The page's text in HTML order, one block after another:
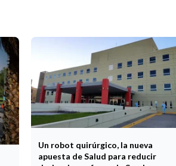
Un robot quirúrgico, la nueva
apuesta de Salud para reducir